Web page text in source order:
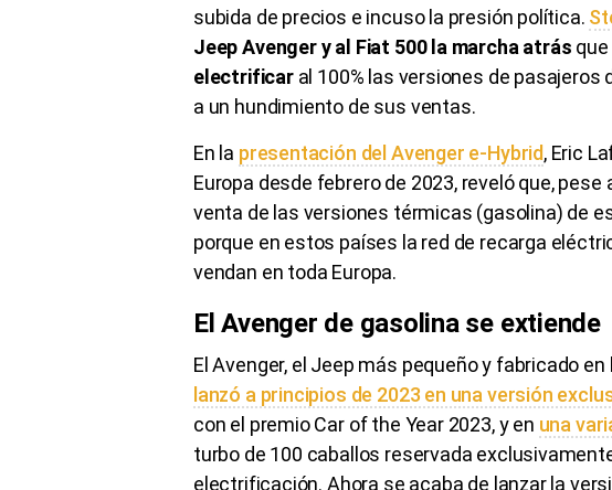
subida de precios e incuso la presión política.
Jeep Avenger y al Fiat 500 la marcha atrás
electrificaral 100% las versiones de
a un hundimiento de sus ventas.
En la presentación del Avenger e-Hybrid, Eric
Europa desde febrero de 2023, reveló que,
venta de las versiones térmicas (gasolina) de
porque en estos países la red de recarga
vendan en toda Europa.
El Avenger de gasolina se extiende
El Avenger, el Jeep más pequeño y fabricado
lanzó a principios de 2023 en una versión
con el premio Car of the Year 2023, y en una
turbo de 100 caballos reservada
electrificación. Ahora se acaba de lanzar la